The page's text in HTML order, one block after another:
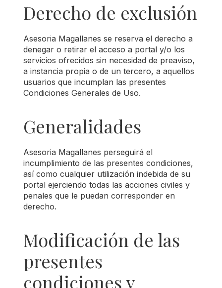
Derecho de exclusión
Asesoria Magallanes se reserva el derecho a
denegar o retirar el acceso a portal y/o los
servicios ofrecidos sin necesidad de preaviso,
a instancia propia o de un tercero, a aquellos
usuarios que incumplan las presentes
Condiciones Generales de Uso.
Generalidades
Asesoria Magallanes perseguirá el
incumplimiento de las presentes condiciones,
así como cualquier utilización indebida de su
portal ejerciendo todas las acciones civiles y
penales que le puedan corresponder en
derecho.
Modificación de las
presentes
condiciones y